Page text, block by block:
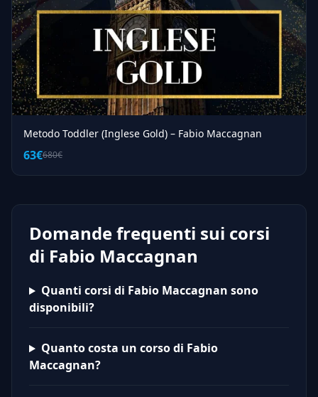
Metodo Toddler (Inglese Gold) – Fabio Maccagnan
63€680€
Domande frequenti sui corsi
di Fabio Maccagnan
Quanti corsi di Fabio Maccagnan sono
disponibili?
Quanto costa un corso di Fabio
Maccagnan?